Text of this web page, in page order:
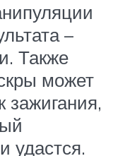
–
Также
может
удастся.